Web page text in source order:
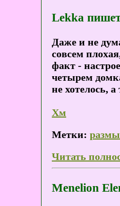
Lekka
Даже и не
совсем
факт -
четырем
не хотелось,
Хм
Метки:
Читать
Menelion